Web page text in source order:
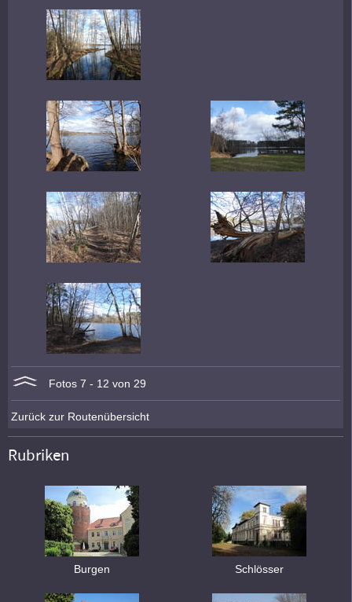
Fotos 7 - 12 von 29
Zurück zur Routenübersicht
Rubriken
Burgen Schlösser